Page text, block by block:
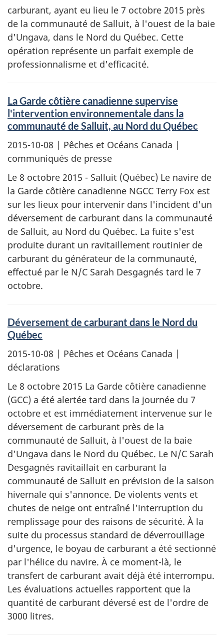
carburant, ayant eu lieu le 7 octobre 2015 près
de la communauté de Salluit, à l'ouest de la baie
d'Ungava, dans le Nord du Québec. Cette
opération représente un parfait exemple de
professionnalisme et d'efficacité.
La Garde côtière canadienne supervise
l'intervention environnementale dans la
communauté de Salluit, au Nord du Québec
2015-10-08 | Pêches et Océans Canada |
communiqués de presse
Le 8 octobre 2015 - Salluit (Québec) Le navire de
la Garde côtière canadienne NGCC Terry Fox est
sur les lieux pour intervenir dans l'incident d'un
déversement de carburant dans la communauté
de Salluit, au Nord du Québec. La fuite s'est
produite durant un ravitaillement routinier de
carburant du générateur de la communauté,
effectué par le N/C Sarah Desgagnés tard le 7
octobre.
Déversement de carburant dans le Nord du
Québec
2015-10-08 | Pêches et Océans Canada |
déclarations
Le 8 octobre 2015 La Garde côtière canadienne
(GCC) a été alertée tard dans la journée du 7
octobre et est immédiatement intervenue sur le
déversement de carburant près de la
communauté de Salluit, à l'ouest de la baie
d'Ungava dans le Nord du Québec. Le N/C Sarah
Desgagnés ravitaillait en carburant la
communauté de Salluit en prévision de la saison
hivernale qui s'annonce. De violents vents et
chutes de neige ont entraîné l'interruption du
remplissage pour des raisons de sécurité. À la
suite du processus standard de déverrouillage
d'urgence, le boyau de carburant a été sectionné
par l'hélice du navire. À ce moment-là, le
transfert de carburant avait déjà été interrompu.
Les évaluations actuelles rapportent que la
quantité de carburant déversé est de l'ordre de
3000 litres.